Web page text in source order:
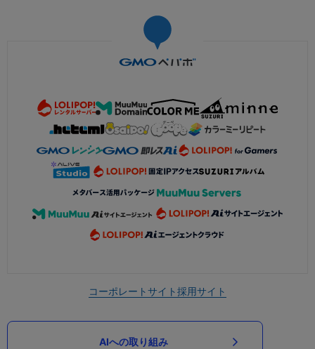
コーポレートサイト採用サイト
AIへの取り組み